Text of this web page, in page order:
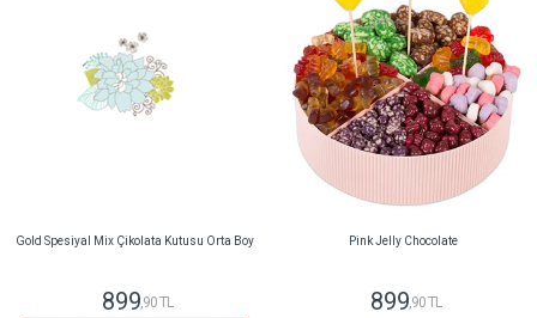
Gold Spesiyal Mix Çikolata Kutusu Orta Boy
899,90 TL
Pink Jelly Chocolate
899,90 TL